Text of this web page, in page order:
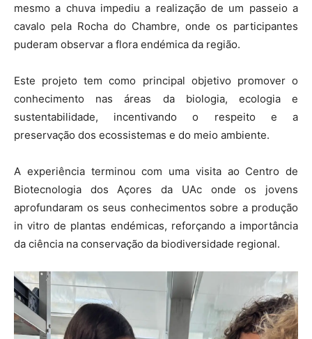
mesmo a chuva impediu a realização de um passeio a
cavalo pela Rocha do Chambre, onde os participantes
puderam observar a flora endémica da região.
Este projeto tem como principal objetivo promover o
conhecimento nas áreas da biologia, ecologia e
sustentabilidade, incentivando o respeito e a
preservação dos ecossistemas e do meio ambiente.
A experiência terminou com uma visita ao Centro de
Biotecnologia dos Açores da UAc onde os jovens
aprofundaram os seus conhecimentos sobre a produção
in vitro de plantas endémicas, reforçando a importância
da ciência na conservação da biodiversidade regional.